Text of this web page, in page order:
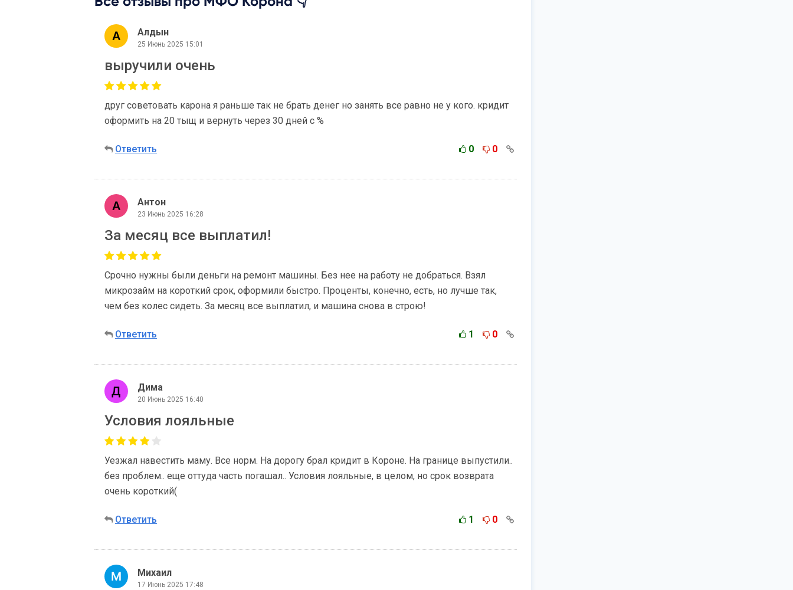
Алдын
25 Июнь 2025 15:01
выручили очень
друг советовать карона я раньше так не брать денег но занять все равно не у кого. кридит
оформить на 20 тыщ и вернуть через 30 дней с %
Ответить 0 0
Антон
23 Июнь 2025 16:28
За месяц все выплатил!
Срочно нужны были деньги на ремонт машины. Без нее на работу не добраться. Взял
микрозайм на короткий срок, оформили быстро. Проценты, конечно, есть, но лучше так,
чем без колес сидеть. За месяц все выплатил, и машина снова в строю!
Ответить 1 0
Дима
20 Июнь 2025 16:40
Условия лояльные
Уезжал навестить маму. Все норм. На дорогу брал кридит в Короне. На границе выпустили..
без проблем.. еще оттуда часть погашал.. Условия лояльные, в целом, но срок возврата
очень короткий(
Ответить 1 0
Михаил
17 Июнь 2025 17:48